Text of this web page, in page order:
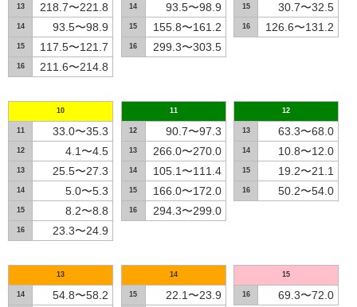
13 218.7〜221.8
14 93.5〜98.9
15 117.5〜121.7
16 211.6〜214.8
14 93.5〜98.9
15 155.8〜161.2
16 299.3〜303.5
15 30.7〜32.5
16 126.6〜131.2
10
11 33.0〜35.3
12 4.1〜4.5
13 25.5〜27.3
14 5.0〜5.3
15 8.2〜8.8
16 23.3〜24.9
11
12 90.7〜97.3
13 266.0〜270.0
14 105.1〜111.4
15 166.0〜172.0
16 294.3〜299.0
12
13 63.3〜68.0
14 10.8〜12.0
15 19.2〜21.1
16 50.2〜54.0
13
14 54.8〜58.2
14
15 22.1〜23.9
15
16 69.3〜72.0